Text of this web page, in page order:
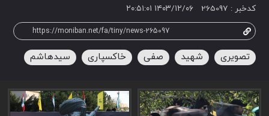
کدخبر : 265097 ۱۴۰۳/۱۲/۰۶ ۲۰:۵۱:۰۱
تصویری شهید صفی خاکسپاری سیدهاشم